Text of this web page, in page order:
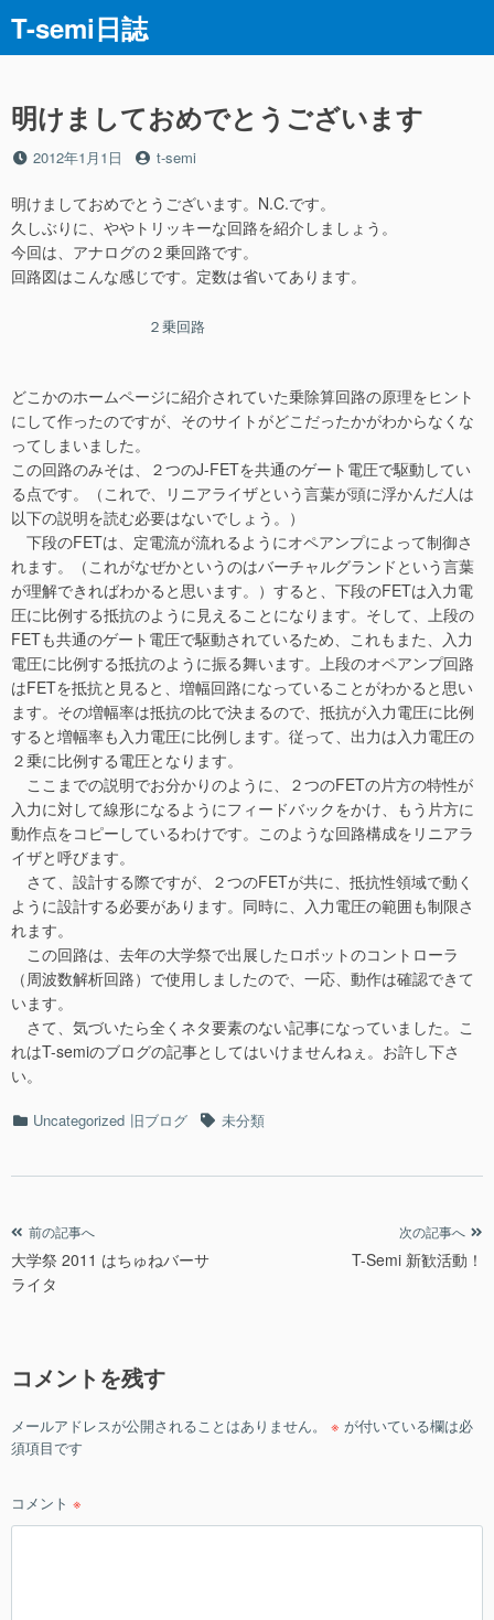
テ
ツ
へ
ス
ッ
プ
T-semi日誌
明けましておめでとうございます
投
日
2012年1月1日
投
者
t-semi
明けましておめでとうございます。N.C.です。
久しぶりに、ややトリッキーな回路を紹介しましょう。
今回は、アナログの２乗回路です。
回路図はこんな感じです。定数は省いてあります。
２乗回路
どこかのホームページに紹介されていた乗除算回路の原理をヒント
にして作ったのですが、そのサイトがどこだったかがわからなくな
ってしまいました。
この回路のみそは、２つのJ-FETを共通のゲート電圧で駆動してい
る点です。（これで、リニアライザという言葉が頭に浮かんだ人は
以下の説明を読む必要はないでしょう。）
下段のFETは、定電流が流れるようにオペアンプによって制御さ
れます。（これがなぜかというのはバーチャルグランドという言葉
が理解できればわかると思います。）すると、下段のFETは入力電
圧に比例する抵抗のように見えることになります。そして、上段の
FETも共通のゲート電圧で駆動されているため、これもまた、入力
電圧に比例する抵抗のように振る舞います。上段のオペアンプ回路
はFETを抵抗と見ると、増幅回路になっていることがわかると思い
ます。その増幅率は抵抗の比で決まるので、抵抗が入力電圧に比例
すると増幅率も入力電圧に比例します。従って、出力は入力電圧の
２乗に比例する電圧となります。
ここまでの説明でお分かりのように、２つのFETの片方の特性が
入力に対して線形になるようにフィードバックをかけ、もう片方に
動作点をコピーしているわけです。このような回路構成をリニアラ
イザと呼びます。
さて、設計する際ですが、２つのFETが共に、抵抗性領域で動く
ように設計する必要があります。同時に、入力電圧の範囲も制限さ
れます。
この回路は、去年の大学祭で出展したロボットのコントローラ
（周波数解析回路）で使用しましたので、一応、動作は確認できて
います。
さて、気づいたら全くネタ要素のない記事になっていました。こ
れはT-semiのブログの記事としてはいけませんねぇ。お許し下さ
い。
カ Uncategorized 旧ブログ
タ 未分類
投
稿
ナ
ー
シ
ョ
前の記事へ
大学祭 2011 はちゅねバーサ
ライタ
次の記事へ
T-Semi 新歓活動！
コメントを残す
メールアドレスが公開されることはありません。 ※ が付いている欄は必
須項目です
コメント ※